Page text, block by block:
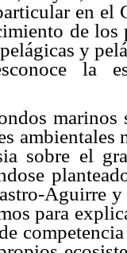
en
de los
y
la
marinos
sobre el
Aguirre
para